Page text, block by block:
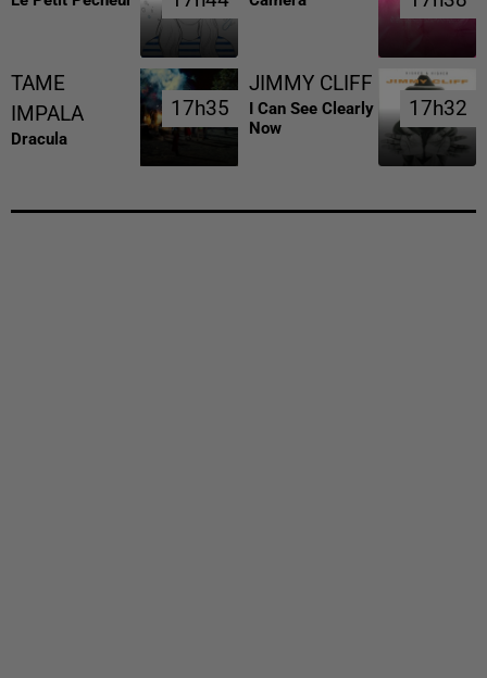
TAME
IMPALA
Dracula
17h35
17h35
JIMMY CLIFF
I Can See Clearly
Now
17h32
17h32